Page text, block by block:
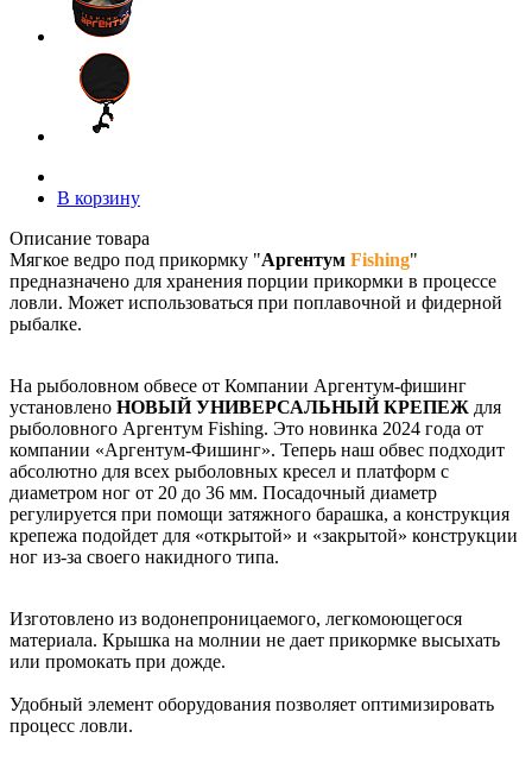
В корзину
Описание товара
Мягкое ведро под прикормку "Аргентум Fishing"
предназначено для хранения порции прикормки в процессе
ловли. Может использоваться при поплавочной и фидерной
рыбалке.
На рыболовном обвесе от Компании Аргентум-фишинг
установлено НОВЫЙ УНИВЕРСАЛЬНЫЙ КРЕПЕЖ для
рыболовного Аргентум Fishing. Это новинка 2024 года от
компании «Аргентум-Фишинг». Теперь наш обвес подходит
абсолютно для всех рыболовных кресел и платформ с
диаметром ног от 20 до 36 мм. Посадочный диаметр
регулируется при помощи затяжного барашка, а конструкция
крепежа подойдет для «открытой» и «закрытой» конструкции
ног из-за своего накидного типа.
Изготовлено из водонепроницаемого, легкомоющегося
материала. Крышка на молнии не дает прикормке высыхать
или промокать при дожде.
Удобный элемент оборудования позволяет оптимизировать
процесс ловли.